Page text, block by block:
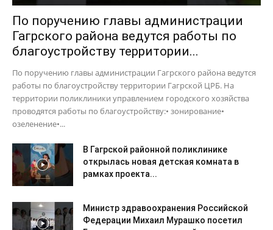
По поручению главы администрации
Гагрского района ведутся работы по
благоустройству территории...
По поручению главы администрации Гагрского района ведутся
работы по благоустройству территории Гагрской ЦРБ. На
территории поликлиники управлением городского хозяйства
проводятся работы по благоустройству:• зонирование•
озеленение•...
В Гагрской районной поликлинике
открылась новая детская комната в
рамках проекта...
Министр здравоохранения Российской
Федерации Михаил Мурашко посетил